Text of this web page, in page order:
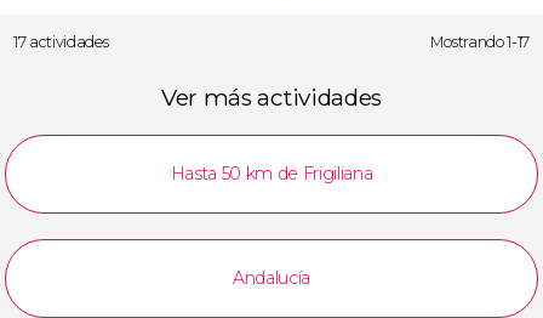
17 actividades Mostrando 1-17
Ver más actividades
Hasta 50 km de Frigiliana
Andalucía